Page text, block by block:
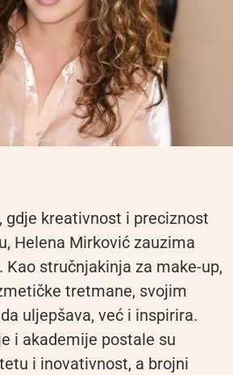
gdje kreativnost i preciznost
Helena Mirković zauzima
Kao stručnjakinja za make-up,
tretmane, svojim
uljepšava, već i inspirira.
i akademije postale su
i inovativnost, a brojni